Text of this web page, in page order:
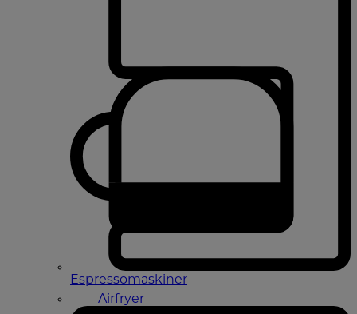
Espressomaskiner
Airfryer